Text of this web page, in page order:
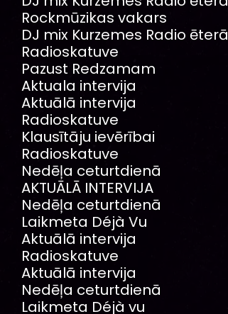
Rockmūzikas vakars
DJ mix Kurzemes Radio ēterā
Radioskatuve
Pazust Redzamam
Aktuala intervija
Aktuālā intervija
Radioskatuve
Klausītāju ievērībai
Radioskatuve
Nedēļa ceturtdienā
AKTUĀLĀ INTERVIJA
Nedēļa ceturtdienā
Laikmeta Déjà Vu
Aktuālā intervija
Radioskatuve
Aktuālā intervija
Nedēļa ceturtdienā
Laikmeta Déjà vu